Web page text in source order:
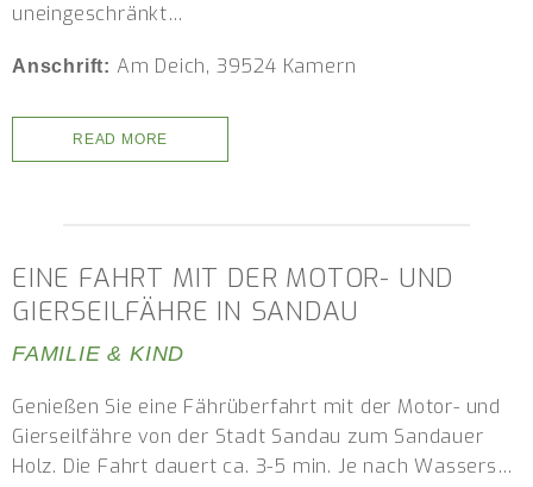
uneingeschränkt…
Anschrift: Am Deich, 39524 Kamern
READ MORE
EINE FAHRT MIT DER MOTOR- UND
GIERSEILFÄHRE IN SANDAU
FAMILIE & KIND
Genießen Sie eine Fährüberfahrt mit der Motor- und
Gierseilfähre von der Stadt Sandau zum Sandauer
Holz. Die Fahrt dauert ca. 3-5 min. Je nach Wassers…